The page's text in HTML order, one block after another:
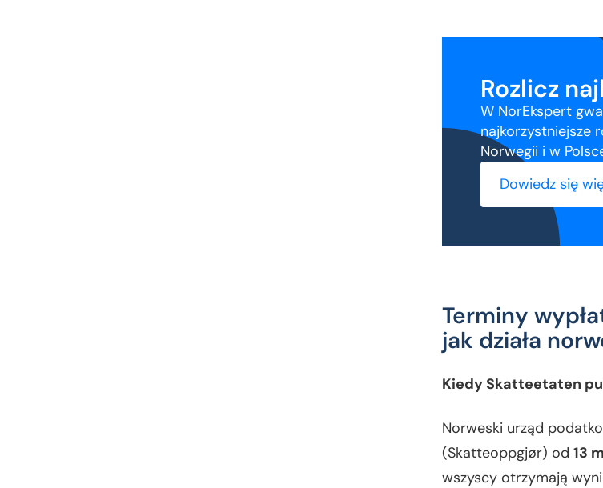
Rozlicz
W NorEkspert
najkorzystniejsze
Norwegii i w
Dowiedz się
Terminy
jak działa
Kiedy Skatteetaten
Norweski urząd
(Skatteoppgjør) od 13
wszyscy otrzymają